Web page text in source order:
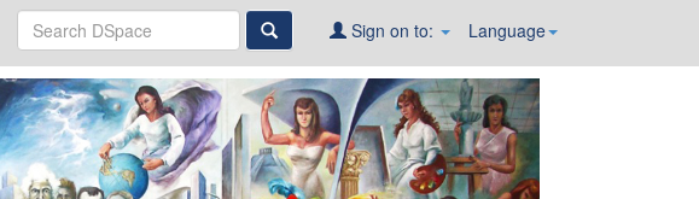
Language
Sign on to: